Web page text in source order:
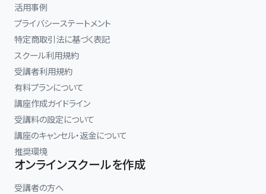
活用事例
プライバシーステートメント
特定商取引法に基づく表記
スクール利用規約
受講者利用規約
有料プランについて
講座作成ガイドライン
受講料の設定について
講座のキャンセル・返金について
推奨環境
オンラインスクールを作成
受講者の方へ